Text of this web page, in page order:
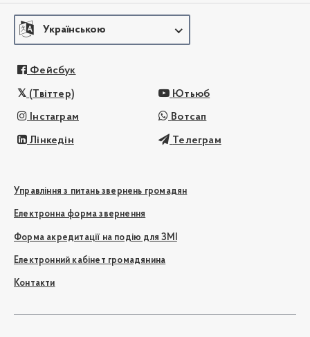
Українською
Фейсбук
(Твіттер) Ютьюб
Інстаграм Вотсап
Лінкедін Телеграм
Управління з питань звернень громадян
Електронна форма звернення
Форма акредитації на подію для ЗМІ
Електронний кабінет громадянина
Контакти